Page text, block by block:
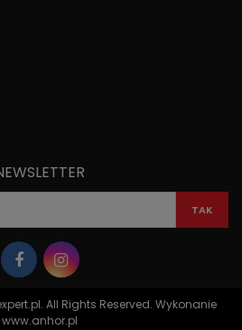
All Rights Reserved. Wykonanie
www.anhor.pl